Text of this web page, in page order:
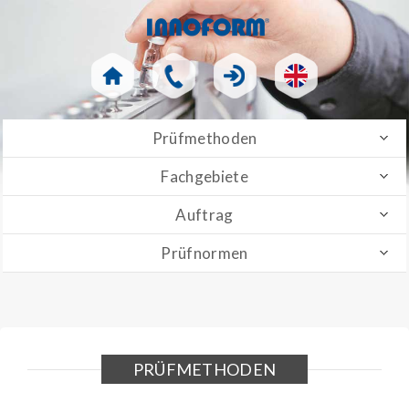
Prüfmethoden
Fachgebiete
Auftrag
Prüfnormen
PRÜFMETHODEN